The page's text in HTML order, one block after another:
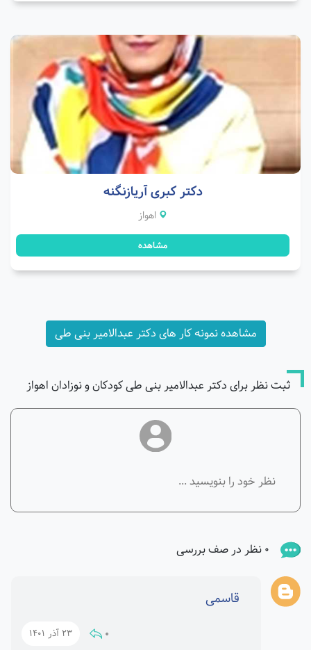
دکتر کبری آریازنگنه
اهواز
مشاهده
مشاهده نمونه کار های دکتر عبدالامیر بنی طی
ثبت نظر برای دکتر عبدالامیر بنی طی کودکان و نوزادان اهواز
0 نظر در صف بررسی
قاسمی
0 23 آذر 1401